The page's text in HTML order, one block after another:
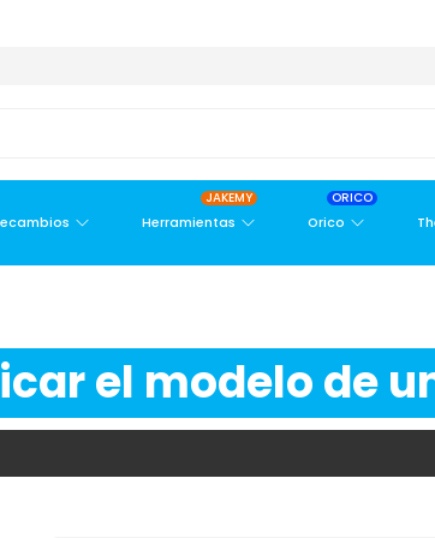
Herramientas
JAKEMY
Orico
ORICO
el modelo de